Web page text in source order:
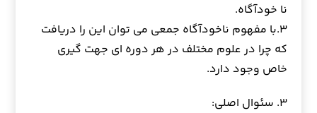
نا خودآگاه.
۳.با مفهوم ناخودآگاه جمعی می توان این را دریافت
که چرا در علوم مختلف در هر دوره ای جهت گیری
خاص وجود دارد.
۳. سئوال‏ اصلی: